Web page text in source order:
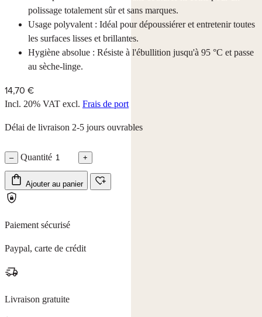
polissage totalement sûr et sans marques.
Usage polyvalent : Idéal pour dépoussiérer et entretenir toutes
les surfaces lisses et brillantes.
Hygiène absolue : Résiste à l'ébullition jusqu'à 95 °C et passe
au sèche-linge.
14,70 €
Incl. 20% VAT excl. Frais de port
Délai de livraison 2-5 jours ouvrables
– Quantité +
Ajouter au panier
Paiement sécurisé
Paypal, carte de crédit
Livraison gratuite